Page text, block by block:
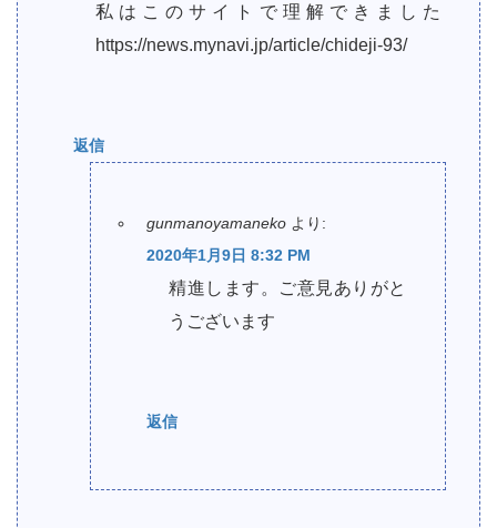
私はこのサイトで理解できました
https://news.mynavi.jp/article/chideji-93/
返信
gunmanoyamaneko より:
2020年1月9日 8:32 PM
精進します。ご意見ありがと
うございます
返信